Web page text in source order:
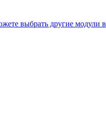
выбрать другие модули